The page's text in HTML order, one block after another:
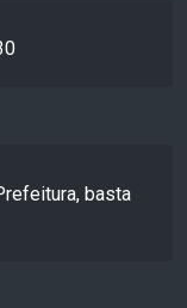
basta